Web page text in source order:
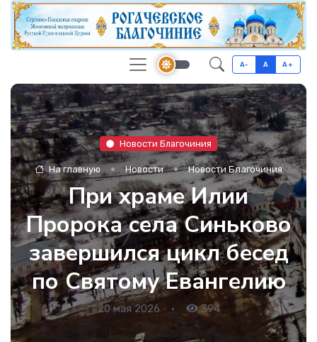
A- A A+
Новости Благочиния
На главную Новости Новости Благочиния
При храме Илии
Пророка села Синьково
завершился цикл бесед
по Святому Евангелию
20 мая 2026 • 394